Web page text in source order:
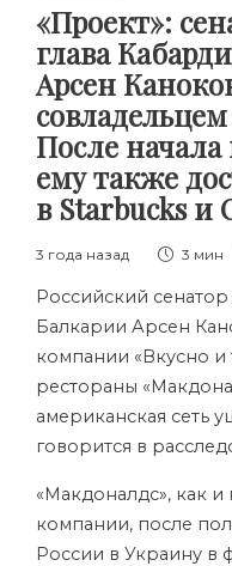
«Проект»:
глава
Арсен
После
ему также
в Starbucks и
3 года назад 3 мин
Российский
Балкарии Арсен
компании «Вкусно и
рестораны
американская сеть
говорится в
«Макдоналдс», как
компании, после
России в Украину в